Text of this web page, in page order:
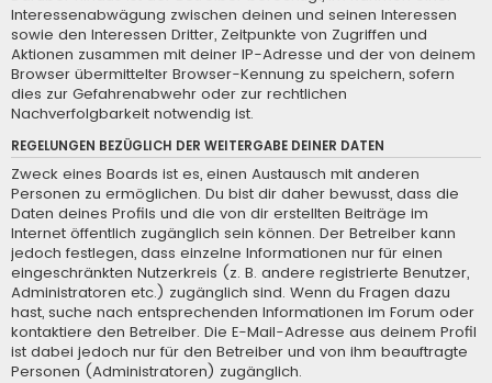
Interessenabwägung zwischen deinen und seinen Interessen
sowie den Interessen Dritter, Zeitpunkte von Zugriffen und
Aktionen zusammen mit deiner IP-Adresse und der von deinem
Browser übermittelter Browser-Kennung zu speichern, sofern
dies zur Gefahrenabwehr oder zur rechtlichen
Nachverfolgbarkeit notwendig ist.
REGELUNGEN BEZÜGLICH DER WEITERGABE DEINER DATEN
Zweck eines Boards ist es, einen Austausch mit anderen
Personen zu ermöglichen. Du bist dir daher bewusst, dass die
Daten deines Profils und die von dir erstellten Beiträge im
Internet öffentlich zugänglich sein können. Der Betreiber kann
jedoch festlegen, dass einzelne Informationen nur für einen
eingeschränkten Nutzerkreis (z. B. andere registrierte Benutzer,
Administratoren etc.) zugänglich sind. Wenn du Fragen dazu
hast, suche nach entsprechenden Informationen im Forum oder
kontaktiere den Betreiber. Die E-Mail-Adresse aus deinem Profil
ist dabei jedoch nur für den Betreiber und von ihm beauftragte
Personen (Administratoren) zugänglich.